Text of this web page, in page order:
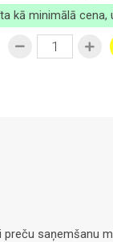
kā minimālā
saņemšanu